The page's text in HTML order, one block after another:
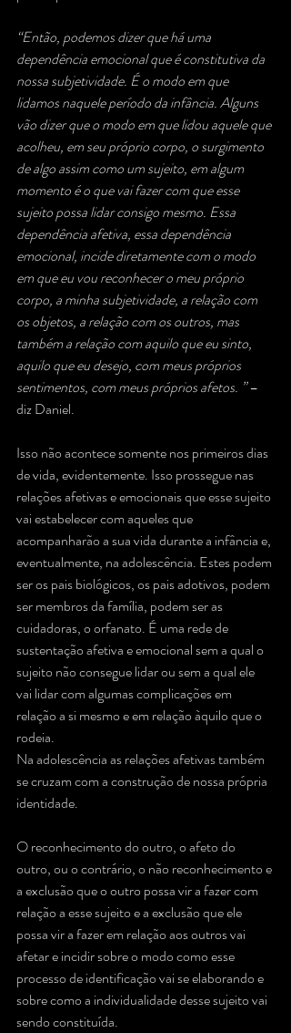
“Então, podemos dizer que há uma
dependência emocional que é constitutiva da
nossa subjetividade. É o modo em que
lidamos naquele período da infância.Alguns
vão dizer que o modo em que lidou aquele que
acolheu, em seu próprio corpo, o surgimento
de algo assim como um sujeito, em algum
momento é o que vai fazer com que esse
sujeito possa lidar consigo mesmo. Essa
dependência afetiva, essa dependência
emocional, incide diretamente com o modo
em que eu vou reconhecer o meu próprio
corpo, a minha subjetividade, a relação com
os objetos, a relação com os outros, mas
também a relação com aquilo que eu sinto,
aquilo que eu desejo, com meus próprios
sentimentos, com meus próprios afetos. ” –
diz Daniel.
Isso não acontece somente nos primeiros dias
de vida, evidentemente. Isso prossegue nas
relações afetivas e emocionais que esse sujeito
vai estabelecer com aqueles que
acompanharão a sua vida durante a infância e,
eventualmente, na adolescência. Estes podem
ser os pais biológicos, os pais adotivos, podem
ser membros da família, podem ser as
cuidadoras, o orfanato. É uma rede de
sustentação afetiva e emocional sem a qual o
sujeito não consegue lidar ou sem a qual ele
vai lidar com algumas complicações em
relação a si mesmo e em relação àquilo que o
rodeia.
Na adolescência as relações afetivas também
se cruzam com a construção de nossa própria
identidade.
O reconhecimento do outro, o afeto do
outro, ou o contrário, o não reconhecimento e
a exclusão que o outro possa vir a fazer com
relação a esse sujeito e a exclusão que ele
possa vir a fazer em relação aos outros vai
afetar e incidir sobre o modo como esse
processo de identificação vai se elaborando e
sobre como a individualidade desse sujeito vai
sendo constituída.